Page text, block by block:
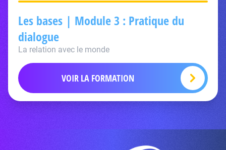
Les bases | Module 3 : Pratique du
dialogue
La relation avec le monde
VOIR LA FORMATION